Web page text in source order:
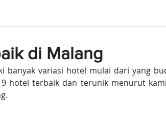
di Malang
banyak variasi hotel mulai dari yang
hotel terbaik dan terunik menurut